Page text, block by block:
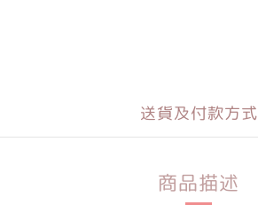
送貨及付款方式
商品描述